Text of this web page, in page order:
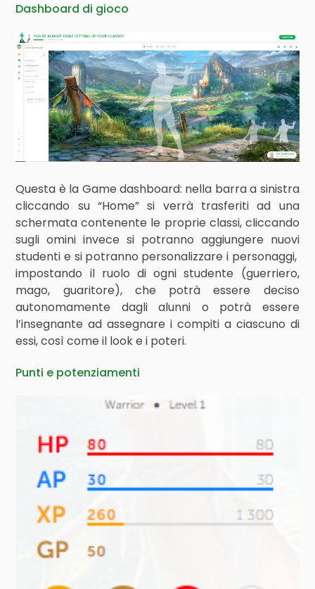
Dashboard di gioco
Questa è la Game dashboard: nella barra a sinistra
cliccando su “Home” si verrà trasferiti ad una
schermata contenente le proprie classi, cliccando
sugli omini invece si potranno aggiungere nuovi
studenti e si potranno personalizzare i personaggi,
impostando il ruolo di ogni studente (guerriero,
mago, guaritore), che potrà essere deciso
autonomamente dagli alunni o potrà essere
l’insegnante ad assegnare i compiti a ciascuno di
essi, così come il look e i poteri.
Punti e potenziamenti